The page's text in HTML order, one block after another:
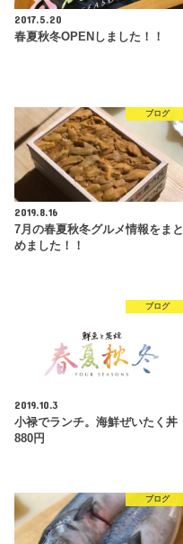
2017.5.20
春夏秋冬OPENしました！！
ブログ
2019.8.16
7月の春夏秋冬グルメ情報をまと
めました！！
ブログ
2019.10.3
小禄でランチ。海鮮ぜいたく丼
880円
ブログ